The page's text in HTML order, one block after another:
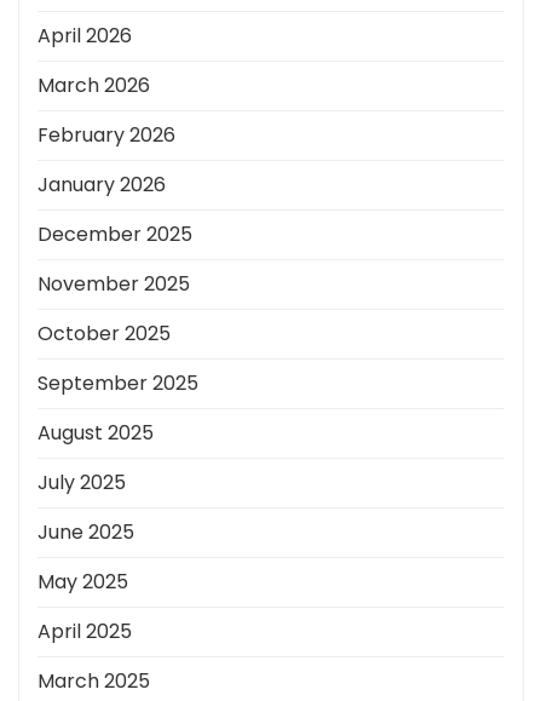
April 2026
March 2026
February 2026
January 2026
December 2025
November 2025
October 2025
September 2025
August 2025
July 2025
June 2025
May 2025
April 2025
March 2025